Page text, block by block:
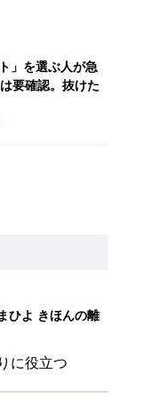
」を選ぶ人が急
要確認。抜けた
ひよ きほんの離
に役立つ